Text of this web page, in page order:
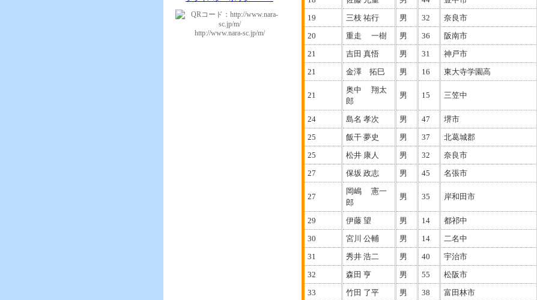
http://www.nara-sc.jp/m/
19
三枝 祐行 男 32 奈良市
20
重走 一樹 男 36 阪南市
21
吉田 真悟 男 31 神戸市
21
金澤 拓巳 男 16 東大寺学園高
21
奥中 翔太
郎
男 15 三笠中
24 島名 孝次 男 47 堺市
25
飯干 夢史 男 37 北葛城郡
25
松井 康人 男 32 奈良市
27
保坂 政志 男 45 名張市
27
岡嶋 憲一
郎
男 35 岸和田市
29 伊藤 望 男 14 都祁中
30
宮川 公輔 男 14 二名中
31
秀井 浩二 男 40 宇治市
32
森田 亨 男 55 松阪市
33
竹田 了平 男 38 富田林市